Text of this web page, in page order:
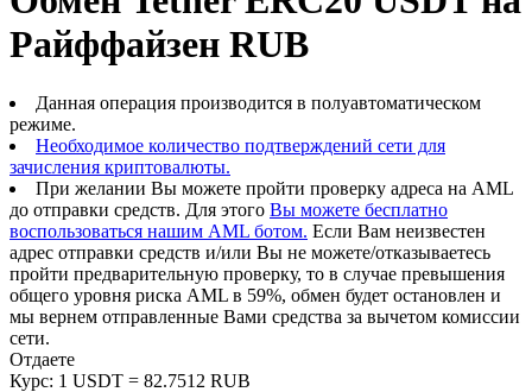
Райффайзен RUB
Данная операция производится в полуавтоматическом
режиме.
Необходимое количество подтверждений сети для
зачисления криптовалюты.
При желании Вы можете пройти проверку адреса на AML
до отправки средств. Для этого Вы можете бесплатно
воспользоваться нашим AML ботом. Если Вам неизвестен
адрес отправки средств и/или Вы не можете/отказываетесь
пройти предварительную проверку, то в случае превышения
общего уровня риска AML в 59%, обмен будет остановлен и
мы вернем отправленные Вами средства за вычетом комиссии
сети.
Отдаете
Курс: 1 USDT = 82.7512 RUB